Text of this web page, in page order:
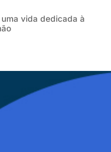
vida dedicada à